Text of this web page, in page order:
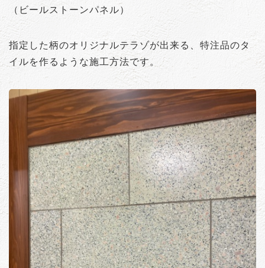
（ビールストーンパネル）
指定した柄のオリジナルテラゾが出来る、特注品のタ
イルを作るような施工方法です。